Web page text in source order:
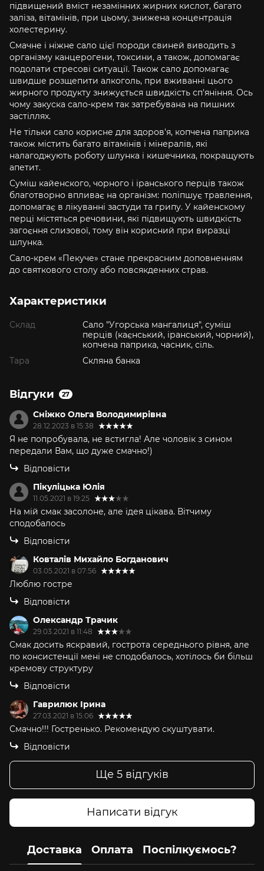
підвищений вміст незамінних жирних кислот, багато
заліза, вітамінів, при цьому, знижена концентрація
холестерину.
Смачне і ніжне сало цієї породи свиней виводить з
організму канцерогени, токсини, а також, допомагає
подолати стресові ситуації. Також сало допомагає
швидше розщепити алкоголь, при вживанні цього
жирного продукту знижується швидкість сп'яніння. Ось
чому закуска сало-крем так затребувана на пишних
застіллях.
Не тільки сало корисне для здоров'я, копчена паприка
також містить багато вітамінів і мінералів, які
налагоджують роботу шлунка і кишечника, покращують
апетит.
Суміш кайенского, чорного і іранського перців також
благотворно впливає на організм: поліпшує травлення,
допомагає в лікуванні застуди та грипу. У кайенскому
перці містяться речовини, які підвищують швидкість
загоєння слизової, тому він корисний при виразці
шлунка.
Сало-крем «Пекуче» стане прекрасним доповненням
до святкового столу або повсякденних страв.
Характеристики
Склад
Сало "Угорська мангалиця", суміш
перців (каєнський, іранський, чорний),
копчена паприка, часник, сіль.
Тара
Скляна банка
Відгуки 27
Сніжко Ольга Володимирівна
28.12.2023 в 15:38
Я не попробувала, не встигла! Але чоловік з сином
передали Вам, що дуже смачно!)
Відповісти
Пікуліцька Юлія
11.05.2021 в 19:25
На мій смак засолоне, але ідея цікава. Вітчиму
сподобалось
Відповісти
Ковталів Михайло Богданович
03.05.2021 в 07:56
Люблю гостре
Відповісти
Олександр Трачик
29.03.2021 в 11:48
Смак досить яскравий, гострота середнього рівня, але
по консистенції мені не сподобалось, хотілось би більш
кремову структуру
Відповісти
Гаврилюк Ірина
27.03.2021 в 15:06
Смачно!!! Гостренько. Рекомендую скуштувати.
Відповісти
Ще 5 відгуків
Написати відгук
Доставка Оплата Поспілкуємось?